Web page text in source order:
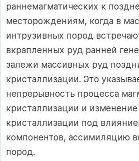
раннемагматических к
месторождениям, когда в
интрузивных по­род
вкрапленных руд ранней
залежи массивных руд
кристаллизации. Это
непрерывность процесса
кристаллизации и
кристаллизации под
компонентов, ассимиля­цию
пород.